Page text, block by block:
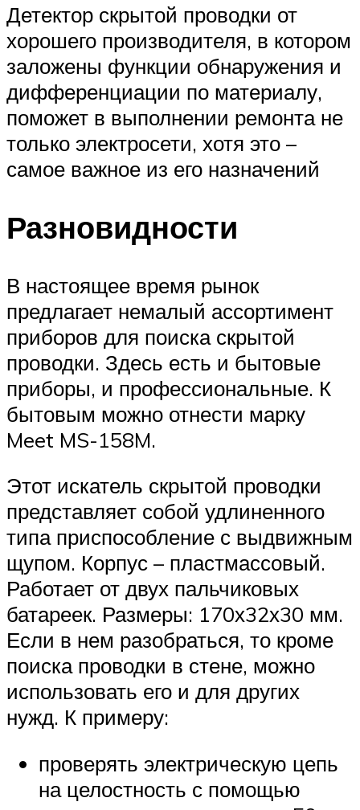
Детектор скрытой проводки от
хорошего производителя, в котором
заложены функции обнаружения и
дифференциации по материалу,
поможет в выполнении ремонта не
только электросети, хотя это –
самое важное из его назначений
Разновидности
В настоящее время рынок
предлагает немалый ассортимент
приборов для поиска скрытой
проводки. Здесь есть и бытовые
приборы, и профессиональные. К
бытовым можно отнести марку
Meet MS-158M.
Этот искатель скрытой проводки
представляет собой удлиненного
типа приспособление с выдвижным
щупом. Корпус – пластмассовый.
Работает от двух пальчиковых
батареек. Размеры: 170х32х30 мм.
Если в нем разобраться, то кроме
поиска проводки в стене, можно
использовать его и для других
нужд. К примеру:
проверять электрическую цепь
на целостность с помощью